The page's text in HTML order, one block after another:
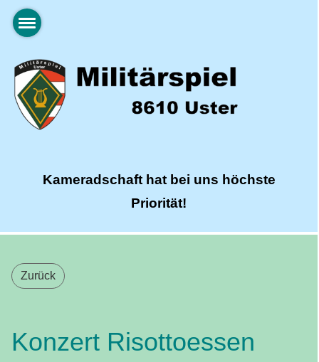
Kameradschaft hat bei uns höchste
Priorität!
Zurück
Konzert Risottoessen